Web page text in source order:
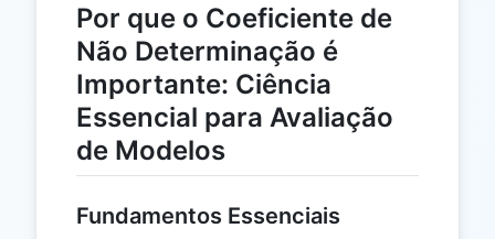
Por que o Coeficiente de
Não Determinação é
Importante: Ciência
Essencial para Avaliação
de Modelos
Fundamentos Essenciais